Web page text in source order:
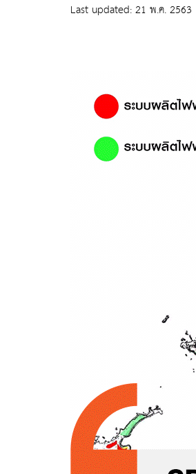
Last updated: 21 พ.ค. 2563